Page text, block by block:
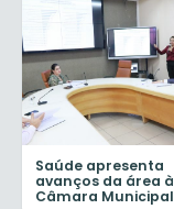
Saúde apresenta
avanços da área à
Câmara Municipal